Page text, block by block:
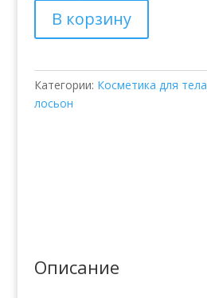
тела
OIL
В корзину
Категории: Косметика для тела
лосьон
Описание